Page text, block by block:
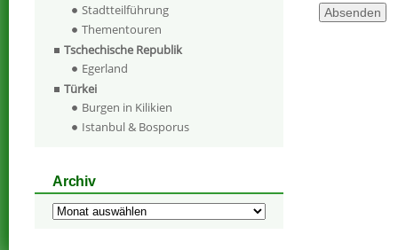
Stadtteilführung
Thementouren
Tschechische Republik
Egerland
Türkei
Burgen in Kilikien
Istanbul & Bosporus
Archiv
Archiv